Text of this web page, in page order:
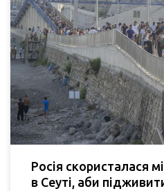
Росія скористалася
в Сеуті, аби